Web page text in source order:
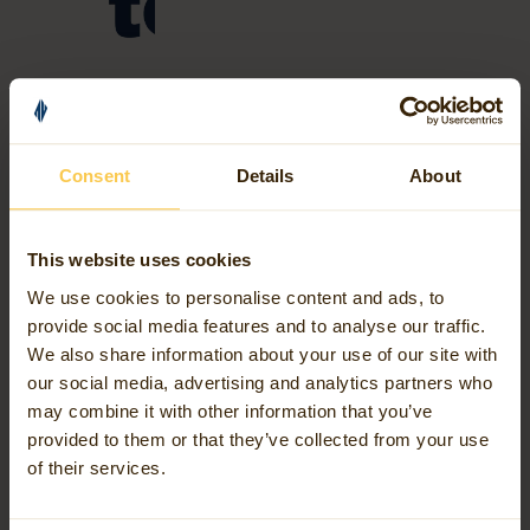
Consent Details About
This website uses cookies
We use cookies to personalise content and ads, to
provide social media features and to analyse our traffic.
We also share information about your use of our site with
our social media, advertising and analytics partners who
may combine it with other information that you’ve
provided to them or that they’ve collected from your use
of their services.
Ce que nous
représentons
Les géodonnées montrent non seulementoùquelque chose
se passe, mais surtout pourquoi. Elles révèlent des schémas,
des risques et des opportunités. Nous transformons les
données en idées, et les idées en actions. Ces informations